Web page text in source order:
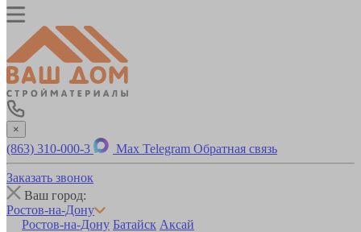
×
(863) 310-000-3 Max Telegram Обратная связь
Заказать звонок
Ваш город:
Ростов-на-Дону
Ростов-на-Дону Батайск Аксай